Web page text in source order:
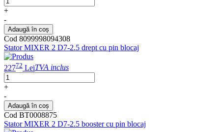
+
-
Adaugă în coș
Cod 8099998094308
Stator MIXER 2 D7-2.5 drept cu pin blocaj
22772 LeiTVA inclus
+
-
Adaugă în coș
Cod BT0008875
Stator MIXER 2 D7-2.5 booster cu pin blocaj